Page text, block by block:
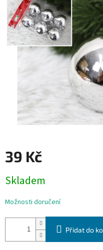
z
5
hvězdiček.
39 Kč
cena:
Skladem
Možnosti doručení
Přidat do